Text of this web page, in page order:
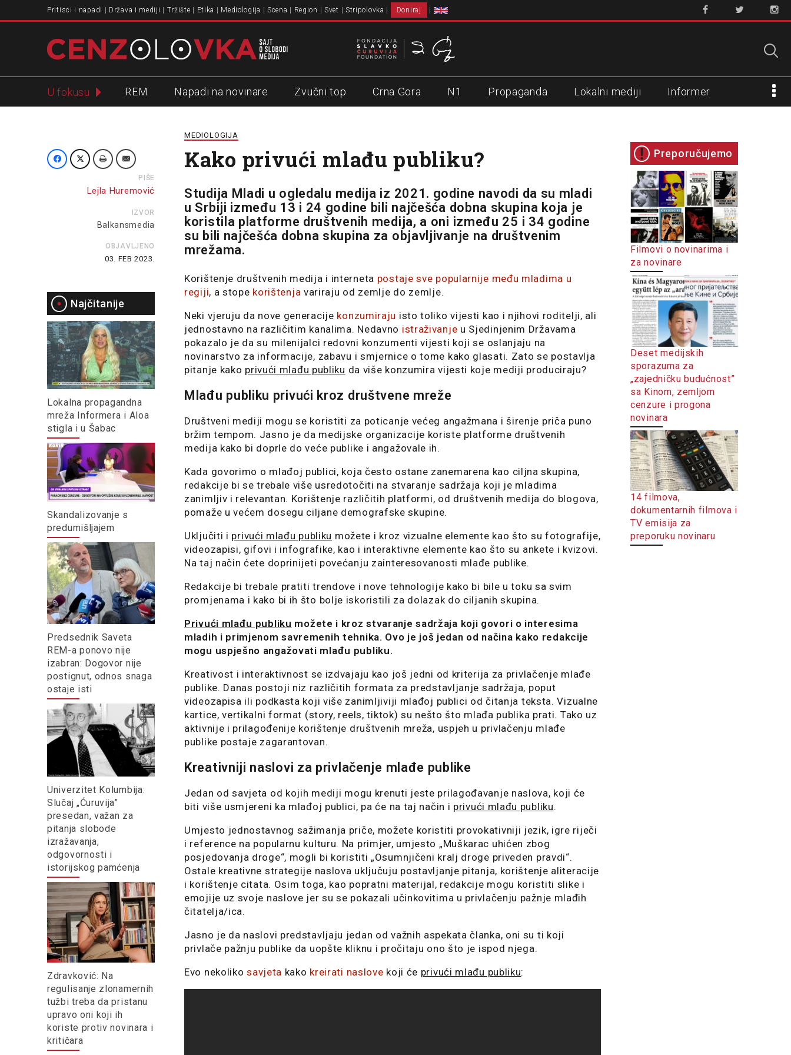
Pritisci i napadi Država i mediji Tržište Etika Mediologija Scena Region Svet Stripolovka Doniraj
U fokusu REM Napadi na novinare Zvučni top Crna Gora N1 Propaganda Lokalni mediji Informer
PIŠE
Lejla Huremović
IZVOR
Balkansmedia
OBJAVLJENO
03. FEB 2023.
Najčitanije
Lokalna propagandna
mreža Informera i Aloa
stigla i u Šabac
Skandalizovanje s
predumišljajem
Predsednik Saveta
REM-a ponovo nije
izabran: Dogovor nije
postignut, odnos snaga
ostaje isti
Univerzitet Kolumbija:
Slučaj „Ćuruvija”
presedan, važan za
pitanja slobode
izražavanja,
odgovornosti i
istorijskog pamćenja
Zdravković: Na
regulisanje zlonamernih
tužbi treba da pristanu
upravo oni koji ih
koriste protiv novinara i
kritičara
MEDIOLOGIJA
Kako privući mlađu publiku?
Studija Mladi u ogledalu medija iz 2021. godine navodi da su mladi
u Srbiji između 13 i 24 godine bili najčešća dobna skupina koja je
koristila platforme društvenih medija, a oni između 25 i 34 godine
su bili najčešća dobna skupina za objavljivanje na društvenim
mrežama.
Korištenje društvenih medija i interneta postaje sve popularnije među mladima u
regiji, a stope korištenja variraju od zemlje do zemlje.
Neki vjeruju da nove generacije konzumiraju isto toliko vijesti kao i njihovi roditelji, ali
jednostavno na različitim kanalima. Nedavno istraživanje u Sjedinjenim Državama
pokazalo je da su milenijalci redovni konzumenti vijesti koji se oslanjaju na
novinarstvo za informacije, zabavu i smjernice o tome kako glasati. Zato se postavlja
pitanje kako privući mlađu publiku da više konzumira vijesti koje mediji produciraju?
Mlađu publiku privući kroz društvene mreže
Društveni mediji mogu se koristiti za poticanje većeg angažmana i širenje priča puno
bržim tempom. Jasno je da medijske organizacije koriste platforme društvenih
medija kako bi doprle do veće publike i angažovale ih.
Kada govorimo o mlađoj publici, koja često ostane zanemarena kao ciljna skupina,
redakcije bi se trebale više usredotočiti na stvaranje sadržaja koji je mladima
zanimljiv i relevantan. Korištenje različitih platformi, od društvenih medija do blogova,
pomaže u većem dosegu ciljane demografske skupine.
Uključiti i privući mlađu publiku možete i kroz vizualne elemente kao što su fotografije,
videozapisi, gifovi i infografike, kao i interaktivne elemente kao što su ankete i kvizovi.
Na taj način ćete doprinijeti povećanju zainteresovanosti mlađe publike.
Redakcije bi trebale pratiti trendove i nove tehnologije kako bi bile u toku sa svim
promjenama i kako bi ih što bolje iskoristili za dolazak do ciljanih skupina.
Privući mlađu publiku možete i kroz stvaranje sadržaja koji govori o interesima
mladih i primjenom savremenih tehnika. Ovo je još jedan od načina kako redakcije
mogu uspješno angažovati mlađu publiku.
Kreativost i interaktivnost se izdvajaju kao još jedni od kriterija za privlačenje mlađe
publike. Danas postoji niz različitih formata za predstavljanje sadržaja, poput
videozapisa ili podkasta koji više zanimljiviji mlađoj publici od čitanja teksta. Vizualne
kartice, vertikalni format (story, reels, tiktok) su nešto što mlađa publika prati. Tako uz
aktivnije i prilagođenije korištenje društvenih mreža, uspjeh u privlačenju mlađe
publike postaje zagarantovan.
Kreativniji naslovi za privlačenje mlađe publike
Jedan od savjeta od kojih mediji mogu krenuti jeste prilagođavanje naslova, koji će
biti više usmjereni ka mlađoj publici, pa će na taj način i privući mlađu publiku.
Umjesto jednostavnog sažimanja priče, možete koristiti provokativniji jezik, igre riječi
i reference na popularnu kulturu. Na primjer, umjesto „Muškarac uhićen zbog
posjedovanja droge“, mogli bi koristiti „Osumnjičeni kralj droge priveden pravdi“.
Ostale kreativne strategije naslova uključuju postavljanje pitanja, korištenje aliteracije
i korištenje citata. Osim toga, kao popratni materijal, redakcije mogu koristiti slike i
emojije uz svoje naslove jer su se pokazali učinkovitima u privlačenju pažnje mlađih
čitatelja/ica.
Jasno je da naslovi predstavljaju jedan od važnih aspekata članka, oni su ti koji
privlače pažnju publike da uopšte kliknu i pročitaju ono što je ispod njega.
Evo nekolikosavjeta kako kreirati naslove koji će privući mlađu publiku:
Preporučujemo
Filmovi o novinarima i
za novinare
Deset medijskih
sporazuma za
„zajedničku budućnost”
sa Kinom, zemljom
cenzure i progona
novinara
14 filmova,
dokumentarnih filmova i
TV emisija za
preporuku novinaru